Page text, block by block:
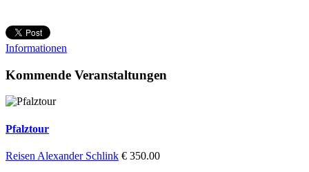
Informationen
Kommende Veranstaltungen
Pfalztour
Reisen Alexander Schlink € 350.00